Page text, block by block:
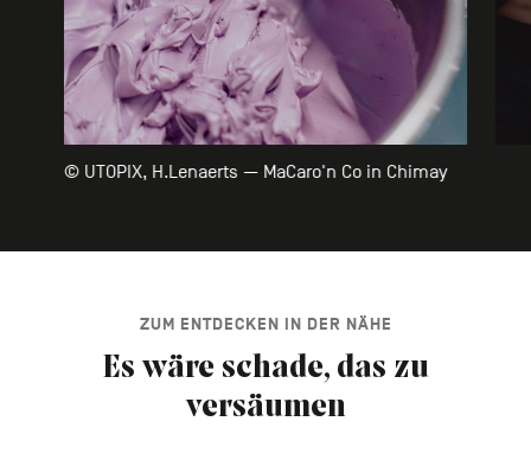
© UTOPIX, H.Lenaerts — MaCaro'n Co in Chimay
ZUM ENTDECKEN IN DER NÄHE
Es wäre schade, das zu
versäumen